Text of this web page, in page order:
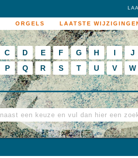
ORGELS LAATSTE
C D E F G H I J
P Q R S T U V W